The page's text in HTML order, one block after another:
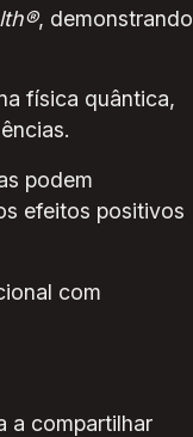
, demonstrando
física quântica,
podem
efeitos positivos
com
a compartilhar